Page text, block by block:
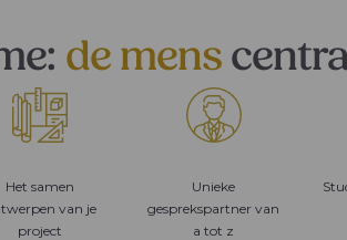
de mens
Het samen
van je
project
Unieke
gesprekspartner van
a tot z